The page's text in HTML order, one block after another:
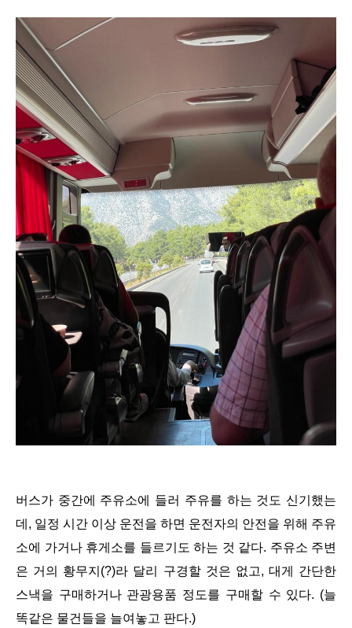
버스가 중간에 주유소에 들러 주유를 하는 것도 신기했는
데, 일정 시간 이상 운전을 하면 운전자의 안전을 위해 주유
소에 가거나 휴게소를 들르기도 하는 것 같다. 주유소 주변
은 거의 황무지(?)라 달리 구경할 것은 없고, 대게 간단한
스낵을 구매하거나 관광용품 정도를 구매할 수 있다. (늘
똑같은 물건들을 늘여놓고 판다.)